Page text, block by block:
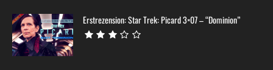
Erstrezension: Star Trek: Picard 3×07 – “Dominion”